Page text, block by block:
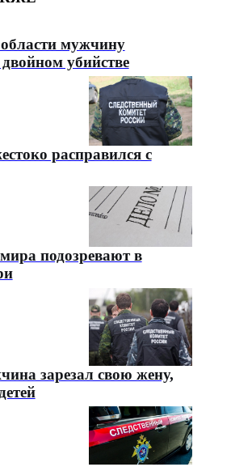
мужчину
убийстве
расправился с
подозревают в
зарезал свою жену,